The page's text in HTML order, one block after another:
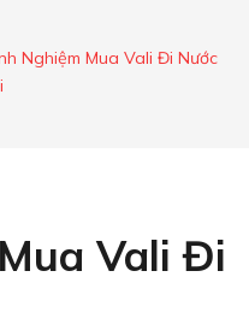
Nghiệm Mua Vali Đi Nước
Vali Đi